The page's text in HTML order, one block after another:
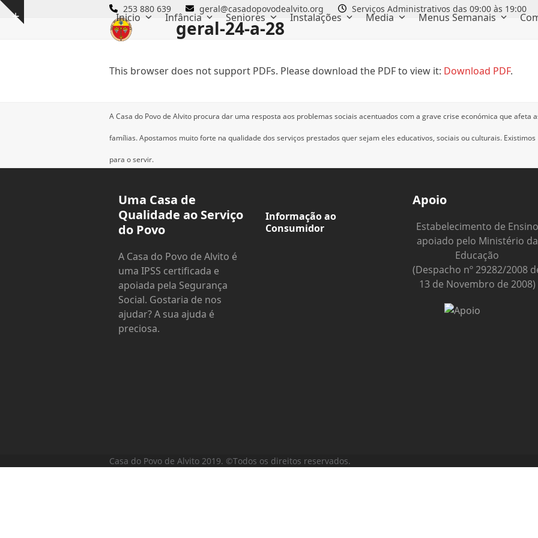
Skip
Show
253 880 639 geral@casadopovodealvito.org Serviços Administrativos das 09:00 às 19:00
Inicio Infância Seniores Instalações Media Menus Semanais
geral-24-a-28
This browser does not support PDFs. Please download the PDF to view it: Download PDF.
A Casa do Povo de Alvito procura dar uma resposta aos problemas sociais acentuados com a grave crise económica que afeta
famílias.Apostamos muito forte na qualidade dos serviços prestados quer sejam eles educativos, sociais ou culturais. Existimos
para o servir.
Uma Casa de
Qualidade ao Serviço
do Povo
A Casa do Povo de Alvito é
uma IPSS certificada e
apoiada pela Segurança
Social. Gostaria de nos
ajudar? A sua ajuda é
preciosa.
Informação ao
Consumidor
Apoio
Estabelecimento de Ensino
apoiado pelo Ministério da
Educação
(Despacho nº 29282/2008
13 de Novembro de 2008)
Casa do Povo de Alvito 2019. ©Todos os direitos reservados.